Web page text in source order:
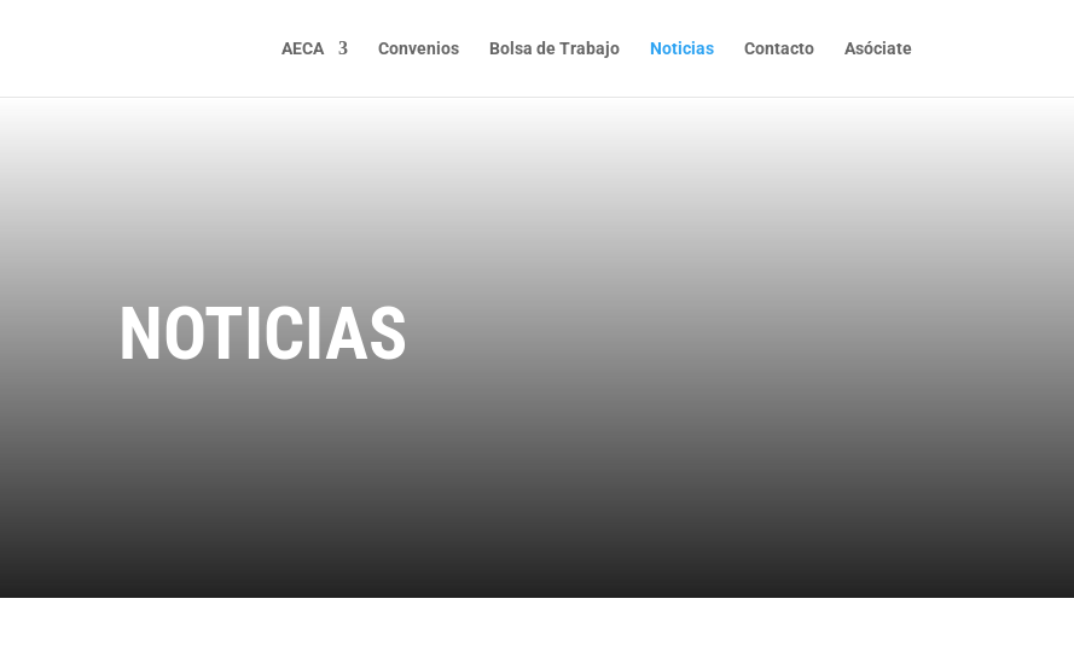
AECA Convenios Bolsa de Trabajo Noticias Contacto Asóciate
NOTICIAS